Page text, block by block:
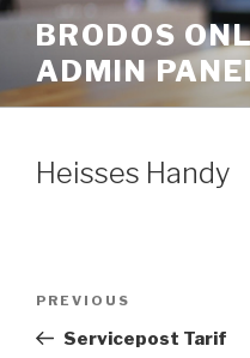
Skip
content
BRODOS
ADMIN
Heisses Handy
Previous
Post
PREVIOUS
Servicepost Tarif